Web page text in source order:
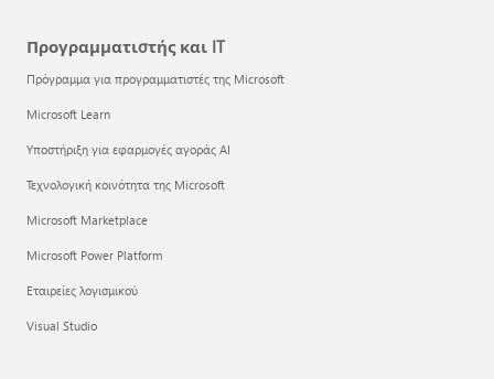
Προγραμματιστής και IT
Πρόγραμμα για προγραμματιστές της Microsoft
Microsoft Learn
Υποστήριξη για εφαρμογές αγοράς AI
Τεχνολογική κοινότητα της Microsoft
Microsoft Marketplace
Microsoft Power Platform
Εταιρείες λογισμικού
Visual Studio